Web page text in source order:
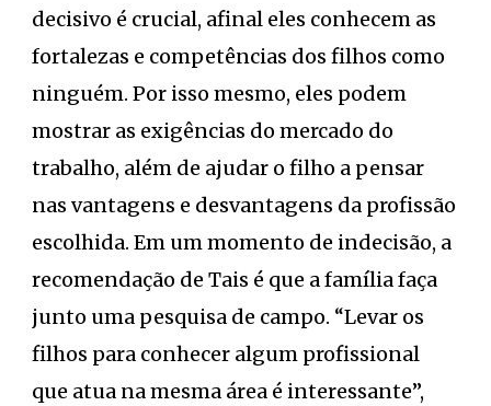
decisivo é crucial, afinal eles conhecem as
fortalezas e competências dos filhos como
ninguém. Por isso mesmo, eles podem
mostrar as exigências do mercado do
trabalho, além de ajudar o filho a pensar
nas vantagens e desvantagens da profissão
escolhida. Em um momento de indecisão, a
recomendação de Tais é que a família faça
junto uma pesquisa de campo. “Levar os
filhos para conhecer algum profissional
que atua na mesma área é interessante”,